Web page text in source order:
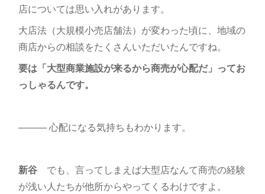
店については思い入れがあります。
大店法（大規模小売店舗法）が変わった頃に、地域の
商店からの相談をたくさんいただいたんですね。
要は「大型商業施設が来るから商売が心配だ」ってお
っしゃるんです。
――― 心配になる気持ちもわかります。
新谷でも、言ってしまえば大型店なんて商売の経験
が浅い人たちが他所からやってくるわけですよ。